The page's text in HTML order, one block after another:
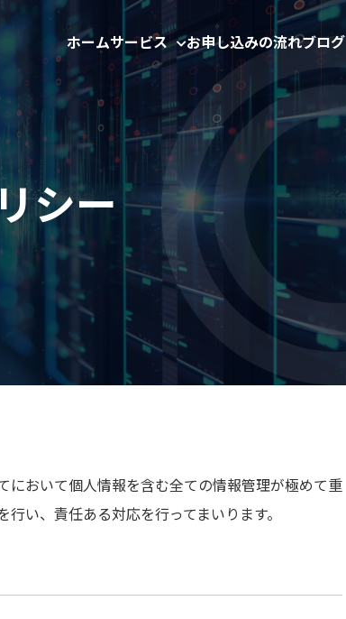
ホームサービス お申し込みの流れブログ
シー
おいて個人情報を含む全ての情報管理が極めて重
い、責任ある対応を行ってまいります。